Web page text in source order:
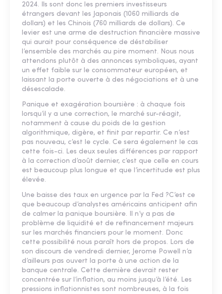
2024. Ils sont donc les premiers investisseurs
étrangers devant les Japonais (1060 milliards de
dollars) et les Chinois (760 milliards de dollars). Ce
levier est une arme de destruction financière massive
qui aurait pour conséquence de déstabiliser
l’ensemble des marchés au pire moment. Nous nous
attendons plutôt à des annonces symboliques, ayant
un effet faible sur le consommateur européen, et
laissant la porte ouverte à des négociations et à une
désescalade.
Panique et exagération boursière : à chaque fois
lorsqu’il y a une correction, le marché sur-réagit,
notamment à cause du poids de la gestion
algorithmique, digère, et finit par repartir. Ce n’est
pas nouveau, c’est le cycle. Ce sera également le cas
cette fois-ci. Les deux seules différences par rapport
à la correction d’août dernier, c’est que celle en cours
est beaucoup plus longue et que l’incertitude est plus
élevée.
Une baisse des taux en urgence par la Fed ?C’est ce
que beaucoup d’analystes américains anticipent afin
de calmer la panique boursière. Il n’y a pas de
problème de liquidité et de refinancement majeurs
sur les marchés financiers pour le moment. Donc
cette possibilité nous paraît hors de propos. Lors de
son discours de vendredi dernier, Jerome Powell n’a
d’ailleurs pas ouvert la porte à une action de la
banque centrale. Cette dernière devrait rester
concentrée sur l’inflation, au moins jusqu’à l’été. Les
pressions inflationnistes sont nombreuses, à la fois